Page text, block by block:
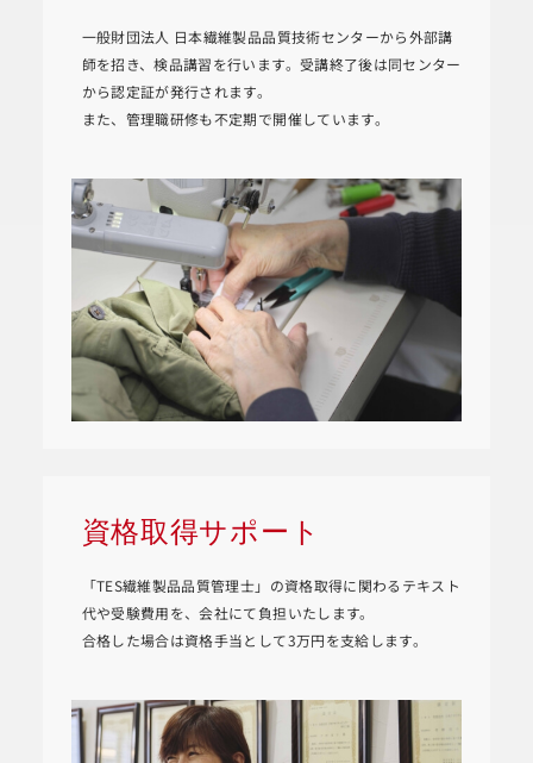
一般財団法人 日本繊維製品品質技術センターから外部講
師を招き、検品講習を行います。受講終了後は同センター
から認定証が発行されます。
また、管理職研修も不定期で開催しています。
資格取得サポート
「TES繊維製品品質管理士」の資格取得に関わるテキスト
代や受験費用を、会社にて負担いたします。
合格した場合は資格手当として3万円を支給します。